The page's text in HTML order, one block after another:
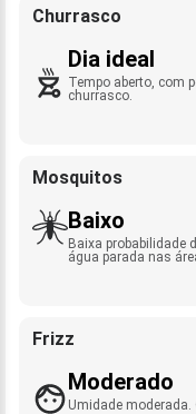
Churrasco
Dia ideal
Tempo aberto, com
churrasco.
Mosquitos
Baixo
Baixa probabilidade
água parada nas
Frizz
Moderado
Umidade moderada.